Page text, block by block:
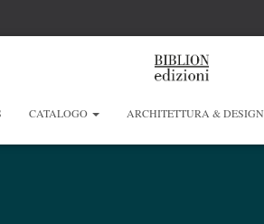
CATALOGO ARCHITETTURA & DESIGN